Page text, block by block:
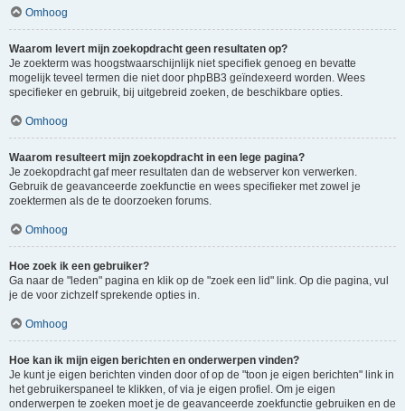
Omhoog
Waarom levert mijn zoekopdracht geen resultaten op?
Je zoekterm was hoogstwaarschijnlijk niet specifiek genoeg en bevatte
mogelijk teveel termen die niet door phpBB3 geïndexeerd worden. Wees
specifieker en gebruik, bij uitgebreid zoeken, de beschikbare opties.
Omhoog
Waarom resulteert mijn zoekopdracht in een lege pagina?
Je zoekopdracht gaf meer resultaten dan de webserver kon verwerken.
Gebruik de geavanceerde zoekfunctie en wees specifieker met zowel je
zoektermen als de te doorzoeken forums.
Omhoog
Hoe zoek ik een gebruiker?
Ga naar de "leden" pagina en klik op de "zoek een lid" link. Op die pagina, vul
je de voor zichzelf sprekende opties in.
Omhoog
Hoe kan ik mijn eigen berichten en onderwerpen vinden?
Je kunt je eigen berichten vinden door of op de "toon je eigen berichten" link in
het gebruikerspaneel te klikken, of via je eigen profiel. Om je eigen
onderwerpen te zoeken moet je de geavanceerde zoekfunctie gebruiken en de